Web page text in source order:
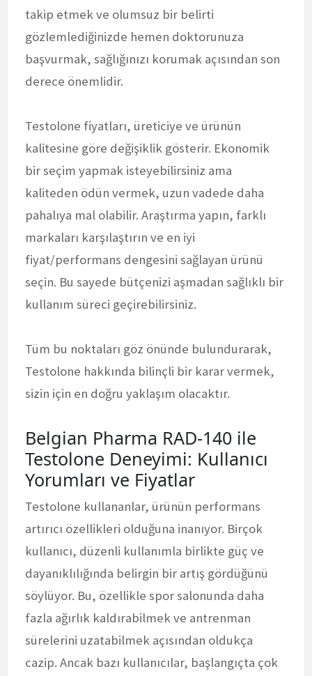
takip etmek ve olumsuz bir belirti
gözlemlediğinizde hemen doktorunuza
başvurmak, sağlığınızı korumak açısından son
derece önemlidir.
Testolone fiyatları, üreticiye ve ürünün
kalitesine göre değişiklik gösterir. Ekonomik
bir seçim yapmak isteyebilirsiniz ama
kaliteden ödün vermek, uzun vadede daha
pahalıya mal olabilir. Araştırma yapın, farklı
markaları karşılaştırın ve en iyi
fiyat/performans dengesini sağlayan ürünü
seçin. Bu sayede bütçenizi aşmadan sağlıklı bir
kullanım süreci geçirebilirsiniz.
Tüm bu noktaları göz önünde bulundurarak,
Testolone hakkında bilinçli bir karar vermek,
sizin için en doğru yaklaşım olacaktır.
Belgian Pharma RAD-140 ile
Testolone Deneyimi: Kullanıcı
Yorumları ve Fiyatlar
Testolone kullananlar, ürünün performans
artırıcı özellikleri olduğuna inanıyor. Birçok
kullanıcı, düzenli kullanımla birlikte güç ve
dayanıklılığında belirgin bir artış gördüğünü
söylüyor. Bu, özellikle spor salonunda daha
fazla ağırlık kaldırabilmek ve antrenman
sürelerini uzatabilmek açısından oldukça
cazip. Ancak bazı kullanıcılar, başlangıçta çok